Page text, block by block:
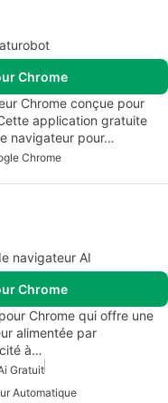
Chrome
Chrome conçue pour
application gratuite
navigateur pour…
Chrome
navigateur AI
Chrome
Chrome qui offre une
alimentée par
à…
Gratuit
Automatique